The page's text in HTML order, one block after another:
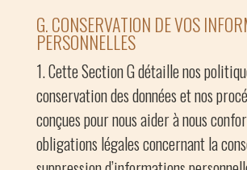
G. CONSERVATION DE VOS
PERSONNELLES
Cette Section G détaille nos
conservation des données et nos
conçues pour nous aider à nous
obligations légales concernant la